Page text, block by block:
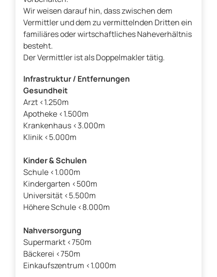
Wir weisen darauf hin, dass zwischen dem
Vermittler und dem zu vermittelnden Dritten ein
familiäres oder wirtschaftliches Naheverhältnis
besteht.
Der Vermittler ist als Doppelmakler tätig.
Infrastruktur / Entfernungen
Gesundheit
Arzt <1.250m
Apotheke <1.500m
Krankenhaus <3.000m
Klinik <5.000m
Kinder & Schulen
Schule <1.000m
Kindergarten <500m
Universität <5.500m
Höhere Schule <8.000m
Nahversorgung
Supermarkt <750m
Bäckerei <750m
Einkaufszentrum <1.000m